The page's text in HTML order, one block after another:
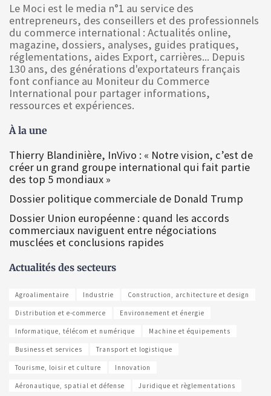
Le Moci est le media n°1 au service des
entrepreneurs, des conseillers et des professionnels
du commerce international : Actualités online,
magazine, dossiers, analyses, guides pratiques,
réglementations, aides Export, carrières... Depuis
130 ans, des générations d'exportateurs français
font confiance au Moniteur du Commerce
International pour partager informations,
ressources et expériences.
À la une
Thierry Blandinière, InVivo : « Notre vision, c’est de
créer un grand groupe international qui fait partie
des top 5 mondiaux »
Dossier politique commerciale de Donald Trump
Dossier Union européenne : quand les accords
commerciaux naviguent entre négociations
musclées et conclusions rapides
Actualités des secteurs
Agroalimentaire Industrie Construction, architecture et design
Distribution et e-commerce Environnement et énergie
Informatique, télécom et numérique Machine et équipements
Business et services Transport et logistique
Tourisme, loisir et culture Innovation
Aéronautique, spatial et défense Juridique et règlementations